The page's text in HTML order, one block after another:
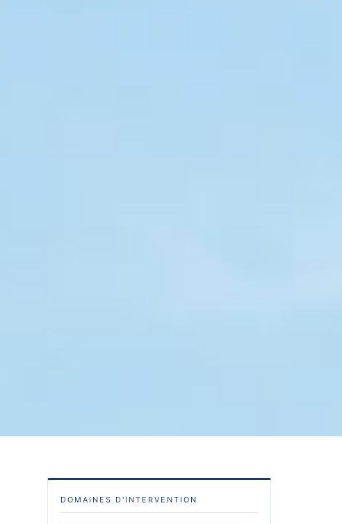
DOMAINES D'INTERVENTION